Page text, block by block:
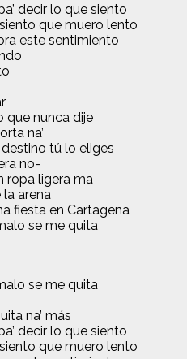
decir lo que siento
que muero lento
este sentimiento
que nunca dije
na’
destino tú lo eliges
no-
ropa ligera ma
arena
fiesta en Cartagena
se me quita
se me quita
na’ más
decir lo que siento
que muero lento